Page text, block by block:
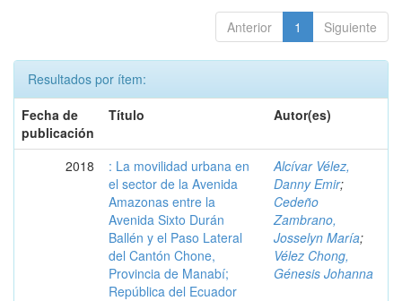
Anterior 1 Siguiente
Resultados por ítem:
Fecha de
publicación
Título Autor(es)
2018
: La movilidad urbana en
el sector de la Avenida
Amazonas entre la
Avenida Sixto Durán
Ballén y el Paso Lateral
del Cantón Chone,
Provincia de Manabí;
República del Ecuador
Alcívar Vélez,
Danny Emir;
Cedeño
Zambrano,
Josselyn María;
Vélez Chong,
Génesis Johanna